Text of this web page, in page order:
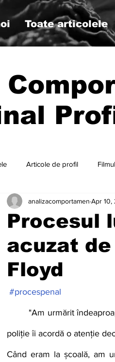
Toate articolele
Articole de profil
#analizacompor
Procesul
acuzat
Floyd
analizacomportamen Apr 10,
#procespenal
poliție îi acordă o atenție
Când eram la școală, am